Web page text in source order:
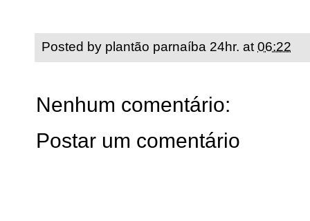
Posted by plantão parnaíba 24hr. at 06:22
Nenhum comentário:
Postar um comentário